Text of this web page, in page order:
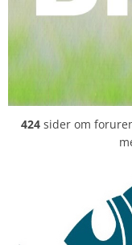
424 sider om